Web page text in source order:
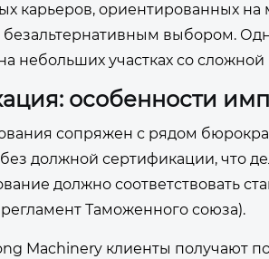
карьеров, ориентированных на
безальтернативным выбором.
небольших участках со
особенности
сопряжен с рядом
должной сертификации, что
должно соответствовать
Таможенного союза).
Machinery клиенты получают